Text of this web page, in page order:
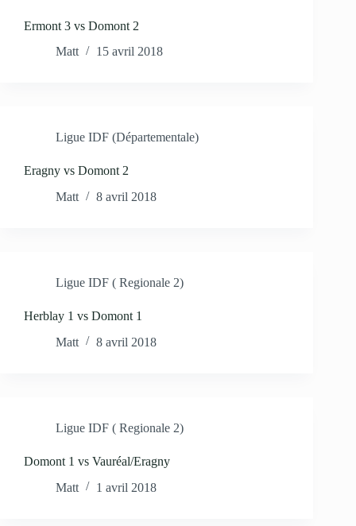
Ermont 3 vs Domont 2
Matt
15 avril 2018
Ligue IDF (Départementale)
Eragny vs Domont 2
Matt
8 avril 2018
Ligue IDF ( Regionale 2)
Herblay 1 vs Domont 1
Matt
8 avril 2018
Ligue IDF ( Regionale 2)
Domont 1 vs Vauréal/Eragny
Matt
1 avril 2018